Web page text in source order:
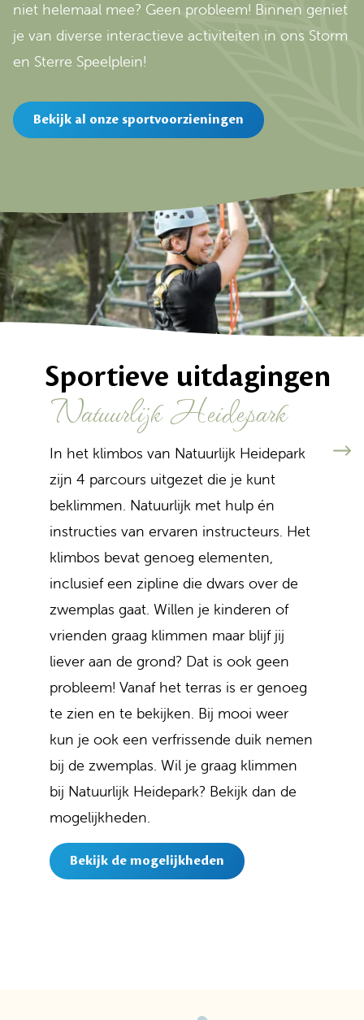
niet helemaal mee? Geen probleem! Binnen geniet
je van diverse interactieve activiteiten in ons Storm
en Sterre Speelplein!
Bekijk al onze sportvoorzieningen
Sportieve uitdagingen
Natuurlijk Heidepark
In het klimbos van Natuurlijk Heidepark
zijn 4 parcours uitgezet die je kunt
beklimmen. Natuurlijk met hulp én
instructies van ervaren instructeurs. Het
klimbos bevat genoeg elementen,
inclusief een zipline die dwars over de
zwemplas gaat. Willen je kinderen of
vrienden graag klimmen maar blijf jij
liever aan de grond? Dat is ook geen
probleem! Vanaf het terras is er genoeg
te zien en te bekijken. Bij mooi weer
kun je ook een verfrissende duik nemen
bij de zwemplas. Wil je graag klimmen
bij Natuurlijk Heidepark? Bekijk dan de
mogelijkheden.
Bekijk de mogelijkheden